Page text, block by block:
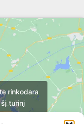
rinkodara
turinį